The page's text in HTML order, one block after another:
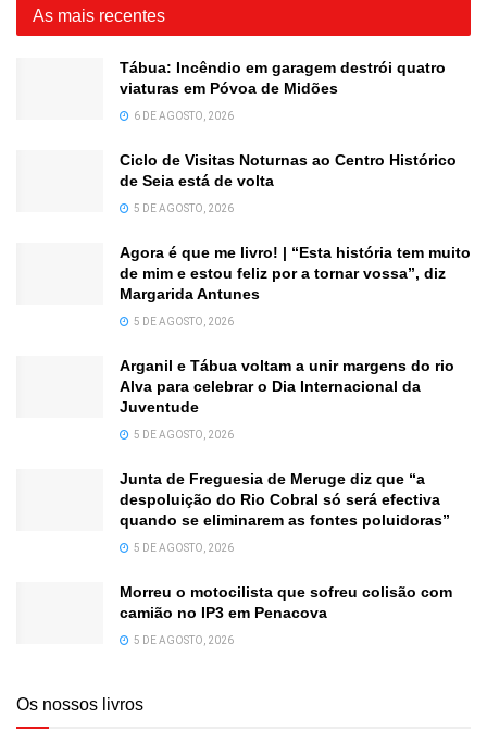
As mais recentes
Tábua: Incêndio em garagem destrói quatro
viaturas em Póvoa de Midões
6 DE AGOSTO, 2026
Ciclo de Visitas Noturnas ao Centro Histórico
de Seia está de volta
5 DE AGOSTO, 2026
Agora é que me livro! | “Esta história tem muito
de mim e estou feliz por a tornar vossa”, diz
Margarida Antunes
5 DE AGOSTO, 2026
Arganil e Tábua voltam a unir margens do rio
Alva para celebrar o Dia Internacional da
Juventude
5 DE AGOSTO, 2026
Junta de Freguesia de Meruge diz que “a
despoluição do Rio Cobral só será efectiva
quando se eliminarem as fontes poluidoras”
5 DE AGOSTO, 2026
Morreu o motocilista que sofreu colisão com
camião no IP3 em Penacova
5 DE AGOSTO, 2026
Os nossos livros